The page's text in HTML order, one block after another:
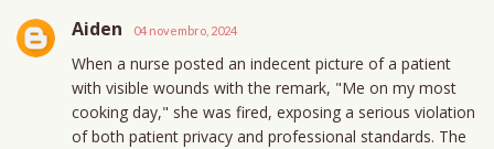
Aiden 04 novembro, 2024
When a nurse posted an indecent picture of a patient
with visible wounds with the remark, "Me on my most
cooking day," she was fired, exposing a serious violation
of both patient privacy and professional standards. The